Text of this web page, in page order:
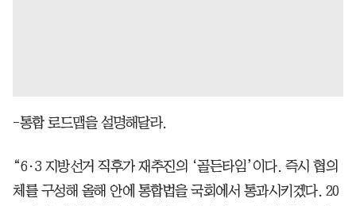
-통합 로드맵을 설명해달라.
“6·3 지방선거 직후가 재추진의 ‘골든타임’이다. 즉시 협의
체를 구성해 올해 안에 통합법을 국회에서 통과시키겠다. 20